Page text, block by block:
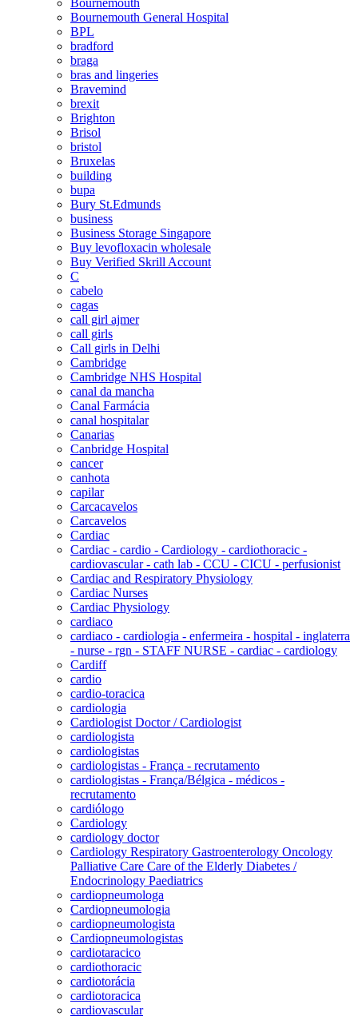
Bournemouth General Hospital
BPL
bradford
braga
bras and lingeries
Bravemind
brexit
Brighton
Brisol
bristol
Bruxelas
building
bupa
Bury St.Edmunds
business
Business Storage Singapore
Buy levofloxacin wholesale
Buy Verified Skrill Account
C
cabelo
cagas
call girl ajmer
call girls
Call girls in Delhi
Cambridge
Cambridge NHS Hospital
canal da mancha
Canal Farmácia
canal hospitalar
Canarias
Canbridge Hospital
cancer
canhota
capilar
Carcacavelos
Carcavelos
Cardiac
Cardiac - cardio - Cardiology - cardiothoracic -
cardiovascular - cath lab - CCU - CICU - perfusionist
Cardiac and Respiratory Physiology
Cardiac Nurses
Cardiac Physiology
cardiaco
cardiaco - cardiologia - enfermeira - hospital - inglaterra
- nurse - rgn - STAFF NURSE - cardiac - cardiology
Cardiff
cardio
cardio-toracica
cardiologia
Cardiologist Doctor / Cardiologist
cardiologista
cardiologistas
cardiologistas - França - recrutamento
cardiologistas - França/Bélgica - médicos -
recrutamento
cardiólogo
Cardiology
cardiology doctor
Cardiology Respiratory Gastroenterology Oncology
Palliative Care Care of the Elderly Diabetes /
Endocrinology Paediatrics
cardiopneumologa
Cardiopneumologia
cardiopneumologista
Cardiopneumologistas
cardiotaracico
cardiothoracic
cardiotorácia
cardiotoracica
cardiovascular